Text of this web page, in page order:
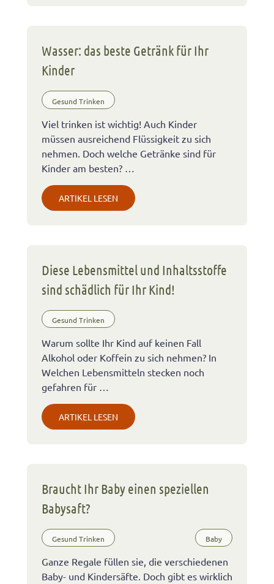
Wasser: das beste Getränk für Ihr
Kinder
Gesund Trinken
Viel trinken ist wichtig! Auch Kinder
müssen ausreichend Flüssigkeit zu sich
nehmen. Doch welche Getränke sind für
Kinder am besten? …
ARTIKEL LESEN
Diese Lebensmittel und Inhaltsstoffe
sind schädlich für Ihr Kind!
Gesund Trinken
Warum sollte Ihr Kind auf keinen Fall
Alkohol oder Koffein zu sich nehmen? In
Welchen Lebensmitteln stecken noch
gefahren für …
ARTIKEL LESEN
Braucht Ihr Baby einen speziellen
Babysaft?
Gesund Trinken Baby
Ganze Regale füllen sie, die verschiedenen
Baby- und Kindersäfte. Doch gibt es wirklich